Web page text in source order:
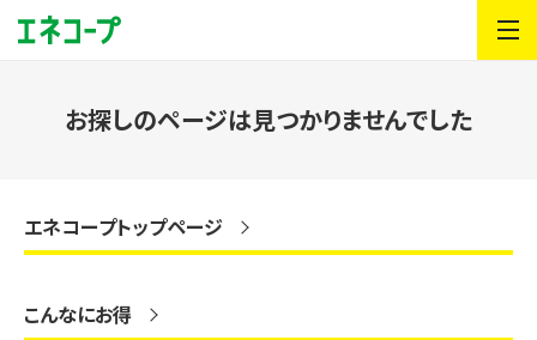
お探しのページは見つかりませんでした
エネコープトップページ
こんなにお得